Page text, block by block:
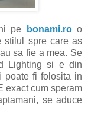
pe bonami.roo
stilul spre care as
sa fie a mea. Se
Lighting si e din
poate fi folosita in
exact cum speram
se aduce